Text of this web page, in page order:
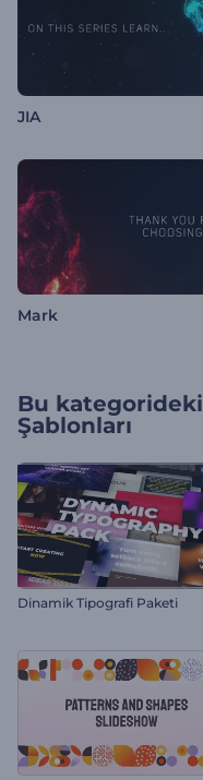
JIA
Mark
Bu kategorideki
Şablonları
Dinamik Tipografi Paketi